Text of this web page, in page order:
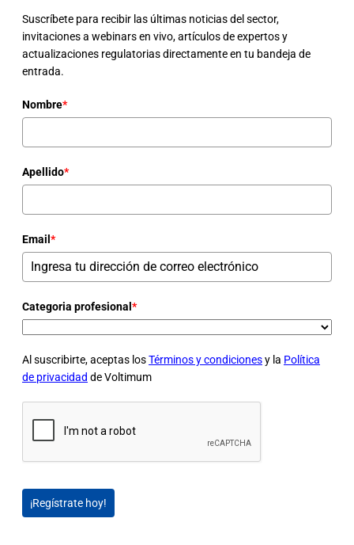
Suscríbete para recibir las últimas noticias del sector,
invitaciones a webinars en vivo, artículos de expertos y
actualizaciones regulatorias directamente en tu bandeja de
entrada.
Nombre*
Apellido*
Email *
Categoria profesional *
Al suscribirte, aceptas losTérminos y condicionesy la Política
de privacidad de Voltimum
¡Regístrate hoy!